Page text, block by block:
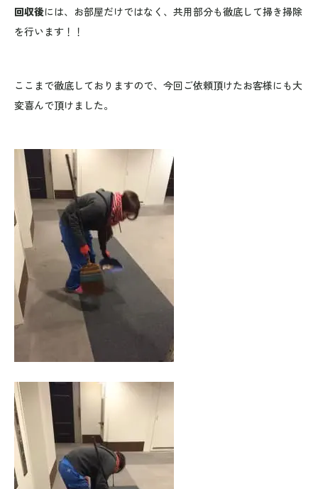
回収後には、お部屋だけではなく、共用部分も徹底して掃き掃除
を行います！！
ここまで徹底しておりますので、今回ご依頼頂けたお客様にも大
変喜んで頂けました。